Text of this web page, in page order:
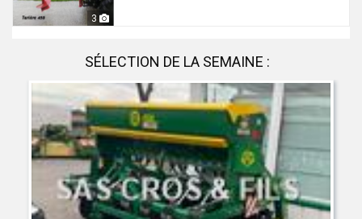
3
SÉLECTION DE LA SEMAINE :